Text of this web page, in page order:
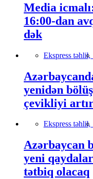
Media
16:00-dan
dək
Ekspress təhlil,
yenidən
çevikliyi
Ekspress təhlil,
Azərbaycan
yeni
tətbiq olacaq